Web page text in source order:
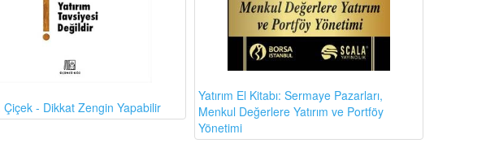
Çiçek - Dikkat Zengin Yapabilir
Yatırım El Kitabı: Sermaye Pazarları,
Menkul Değerlere Yatırım ve Portföy
Yönetimi